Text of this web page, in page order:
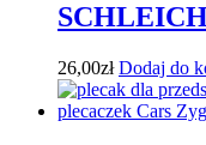
26,00zł Dodaj do